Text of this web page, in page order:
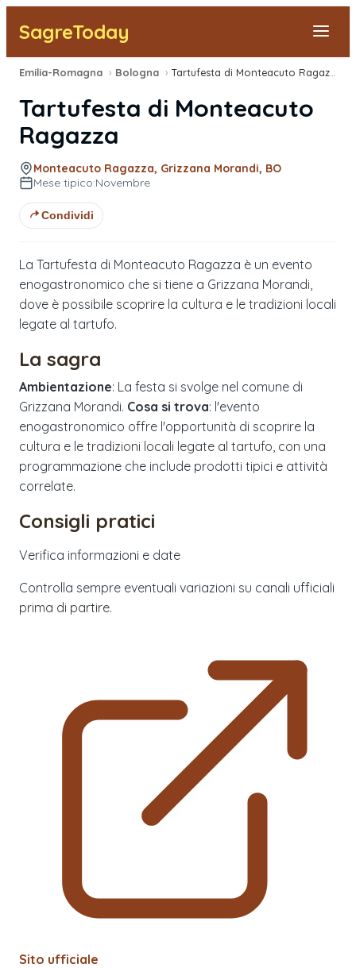
SagreToday
Segnala una sagra
Tutte le Sagre
Vicino a Me
Emilia-Romagna › Bologna ›
Tartufesta di Monteacuto
Ragazza
Monteacuto Ragazza, Grizzana Morandi, BO
Mese tipico:Novembre
Condividi
La Tartufesta di Monteacuto Ragazza è un evento
enogastronomico che si tiene a Grizzana Morandi,
dove è possibile scoprire la cultura e le tradizioni locali
legate al tartufo.
La sagra
Ambientazione: La festa si svolge nel comune di
Grizzana Morandi. Cosa si trova: l'evento
enogastronomico offre l'opportunità di scoprire la
cultura e le tradizioni locali legate al tartufo, con una
programmazione che include prodotti tipici e attività
correlate.
Consigli pratici
Verifica informazioni e date
Controlla sempre eventuali variazioni su canali ufficiali
prima di partire.
Sito ufficiale